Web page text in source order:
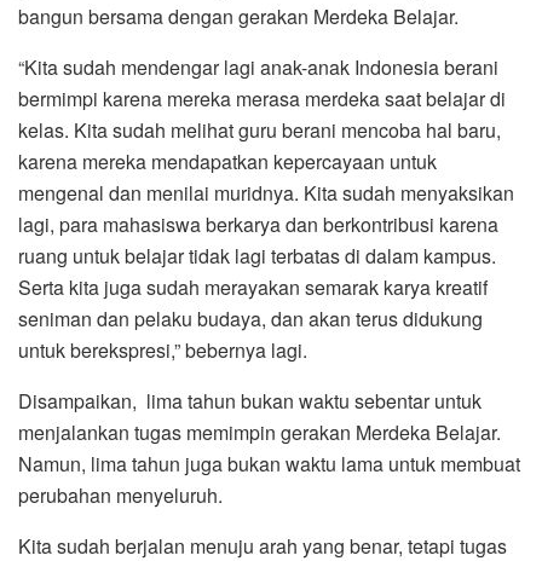
bangun bersama dengan gerakan Merdeka Belajar.
“Kita sudah mendengar lagi anak-anak Indonesia berani
bermimpi karena mereka merasa merdeka saat belajar di
kelas. Kita sudah melihat guru berani mencoba hal baru,
karena mereka mendapatkan kepercayaan untuk
mengenal dan menilai muridnya. Kita sudah menyaksikan
lagi, para mahasiswa berkarya dan berkontribusi karena
ruang untuk belajar tidak lagi terbatas di dalam kampus.
Serta kita juga sudah merayakan semarak karya kreatif
seniman dan pelaku budaya, dan akan terus didukung
untuk berekspresi,” bebernya lagi.
Disampaikan, lima tahun bukan waktu sebentar untuk
menjalankan tugas memimpin gerakan Merdeka Belajar.
Namun, lima tahun juga bukan waktu lama untuk membuat
perubahan menyeluruh.
Kita sudah berjalan menuju arah yang benar, tetapi tugas